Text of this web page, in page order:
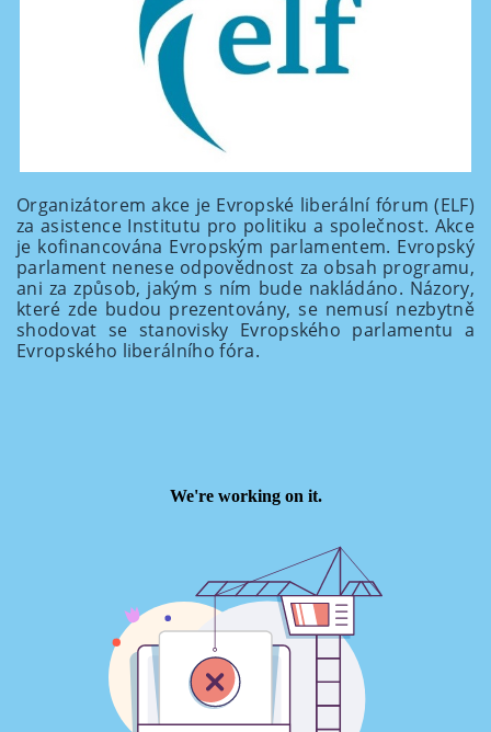
Organizátorem akce je Evropské liberální fórum (ELF)
za asistence Institutu pro politiku a společnost. Akce
je kofinancována Evropským parlamentem. Evropský
parlament nenese odpovědnost za obsah programu,
ani za způsob, jakým s ním bude nakládáno. Názory,
které zde budou prezentovány, se nemusí nezbytně
shodovat se stanovisky Evropského parlamentu a
Evropského liberálního fóra.